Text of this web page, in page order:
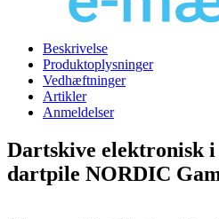
Beskrivelse
Produktoplysninger
Vedhæftninger
Artikler
Anmeldelser
Dartskive elektronisk i
dartpile NORDIC